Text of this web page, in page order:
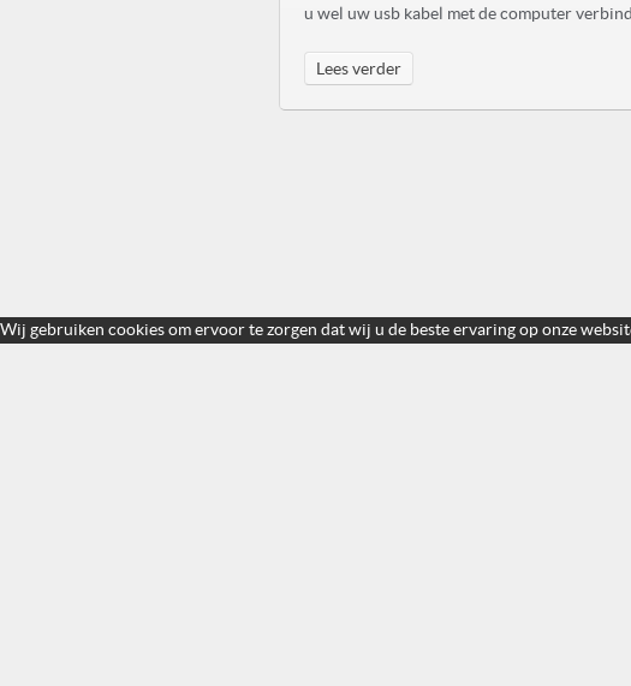
u wel uw usb kabel met de computer
Lees verder
Wij gebruiken cookies om ervoor te zorgen dat wij u de beste ervaring op onze